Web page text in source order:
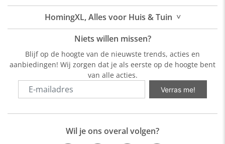
HomingXL, Alles voor Huis & Tuin ˅
Niets willen missen?
Blijf op de hoogte van de nieuwste trends, acties en
aanbiedingen! Wij zorgen dat je als eerste op de hoogte bent
van alle acties.
Verras me!
Wil je ons overal volgen?